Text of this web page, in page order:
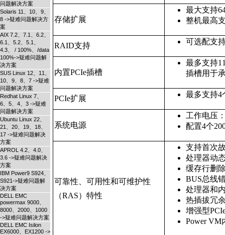
问题解决方案
Solaris 11、10、9、
8 ->疑难问题解决方
案
AIX 7.2、7.1、6.2、
6.1、5.2、5.1、
4.3、 / 100%、/data
100%->疑难问题解
决方案
SUS Linux 12、11、
10、9、8、7 ->疑难
问题解决方案
Redhat Linux 7、
6、5、4、3 ->疑难
问题解决方案
Ubuntu Linux 22、
21、20、19、18、
17 ->疑难问题解决
方案
APROL 4.2、4.0、
3.6 ->疑难问题解决
方案
IBM Power9 S924、
S921->疑难问题解
决方案
DELL EMC
powermax 9000、
8000、2000、1000
->疑难问题解决方案
DELL EMC Isilon
EX6000、EX1200 ->
存储扩展
最大支持
整机最高
RAID支持 可选配支
内置PCIe插槽
最多支持
插槽用于
PCIe扩展 最多支持4
系统电源
⼯作电压
配置4个
可靠性、可用性和可维护性
（RAS）特性
支持⾸次
处理器动
缓存行删
BUS总线
处理器和
热插拔冗
增强型
Power VM